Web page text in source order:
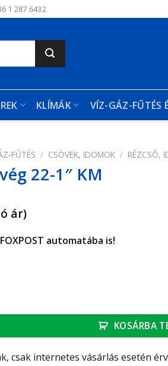
1 287 6432
KLÍMÁK VÍZ-GÁZ-FŰTÉS
FŰTÉS / CSÖVEK, IDOMOK / RÉZCSŐ,
22-1″ KM
ár)
automatába is!
KM mennyiség
KOSÁRBA
csak internetes vásárlás esetén